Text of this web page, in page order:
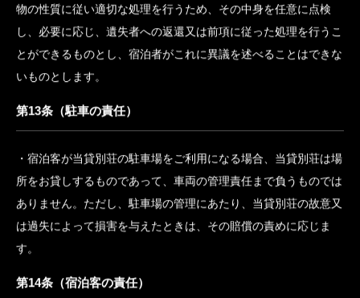
見日を含めて７日間保管し、その間にお客様から返還の申出がな
されなかった場合には、これを最寄りの警察署へ届けるものとし
ます。但し、貴重品については、直ちに最寄りの警察署へ届ける
ものとします。また、飲食物及び雑誌並びにその他の廃棄物に類
場合には、当貸別荘にて任意に処分させていただきます。
物の性質に従い適切な処理を行うため、その中身を任意に点検
し、必要に応じ、遺失者への返還又は前項に従った処理を行うこ
とができるものとし、宿泊者がこれに異議を述べることはできな
いものとします。